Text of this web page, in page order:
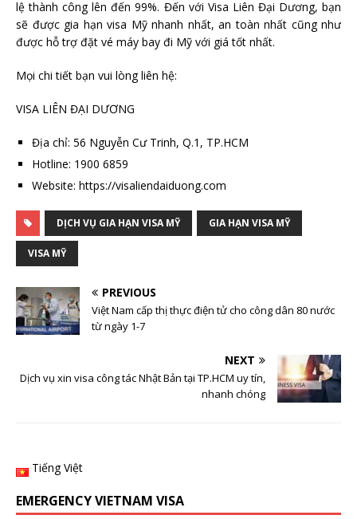
lệ thành công lên đến 99%. Đến với Visa Liên Đại Dương, bạn
sẽ được gia hạn visa Mỹ nhanh nhất, an toàn nhất cũng như
được hỗ trợ đặt vé máy bay đi Mỹ với giá tốt nhất.
Mọi chi tiết bạn vui lòng liên hệ:
VISA LIÊN ĐẠI DƯƠNG
Địa chỉ: 56 Nguyễn Cư Trinh, Q.1, TP.HCM
Hotline: 1900 6859
Website: https://visaliendaiduong.com
DỊCH VỤ GIA HẠN VISA MỸ GIA HẠN VISA MỸ
VISA MỸ
PREVIOUS
Việt Nam cấp thị thực điện tử cho công dân 80 nước
từ ngày 1-7
NEXT
Dịch vụ xin visa công tác Nhật Bản tại TP.HCM uy tín,
nhanh chóng
Tiếng Việt
EMERGENCY VIETNAM VISA